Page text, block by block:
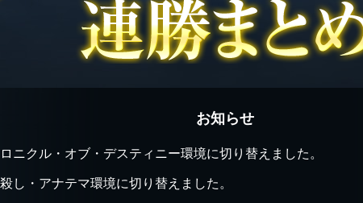
お知らせ
ニクル・オブ・デスティニー環境に切り替えました。
し・アナテマ環境に切り替えました。